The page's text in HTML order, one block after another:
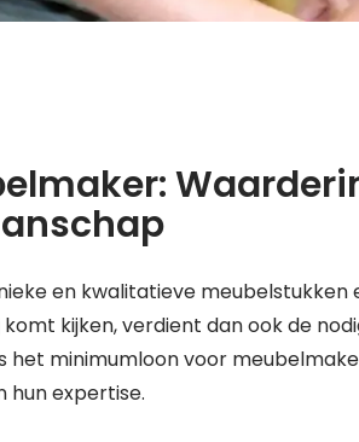
en kwalitatieve meubelstukken
kijken, verdient dan ook de
het minimumloon voor
hun expertise.